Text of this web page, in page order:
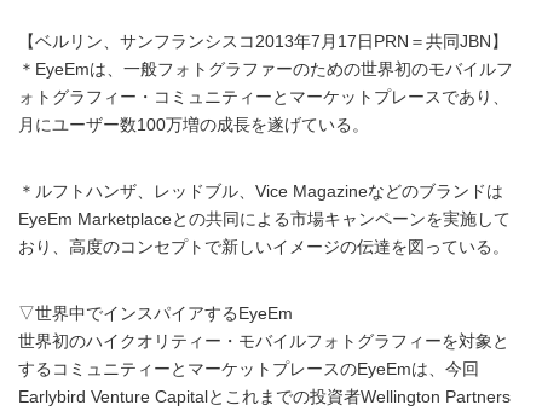
【ベルリン、サンフランシスコ2013年7月17日PRN＝共同JBN】
＊EyeEmは、一般フォトグラファーのための世界初のモバイルフ
ォトグラフィー・コミュニティーとマーケットプレースであり、
月にユーザー数100万増の成長を遂げている。
＊ルフトハンザ、レッドブル、Vice Magazineなどのブランドは
EyeEm Marketplaceとの共同による市場キャンペーンを実施して
おり、高度のコンセプトで新しいイメージの伝達を図っている。
▽世界中でインスパイアするEyeEm
世界初のハイクオリティー・モバイルフォトグラフィーを対象と
するコミュニティーとマーケットプレースのEyeEmは、今回
Earlybird Venture Capitalとこれまでの投資者Wellington Partners